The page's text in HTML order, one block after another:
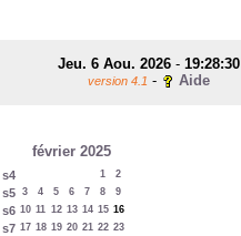
Jeu. 6 Aou. 2026- 19:28:30
version 4.1 - Aide
février 2025
s4 1 2
s5 3 4 5 6 7 8 9
s6 10 11 12 13 14 15 16
s7 17 18 19 20 21 22 23